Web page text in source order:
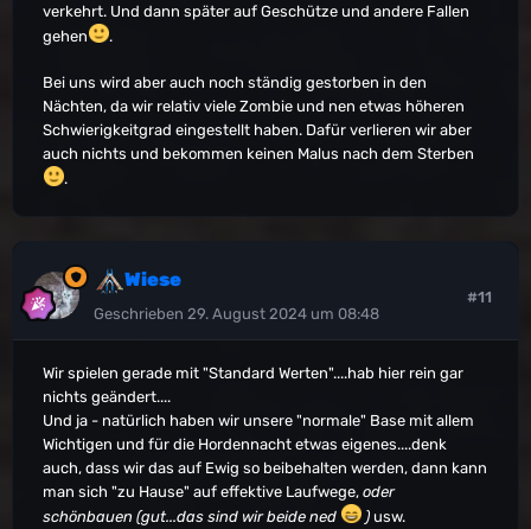
verkehrt. Und dann später auf Geschütze und andere Fallen
gehen
.
Bei uns wird aber auch noch ständig gestorben in den
Nächten, da wir relativ viele Zombie und nen etwas höheren
Schwierigkeitgrad eingestellt haben. Dafür verlieren wir aber
auch nichts und bekommen keinen Malus nach dem Sterben
.
Wiese
Geschrieben 29. August 2024 um 08:48
#11
Wir spielen gerade mit "Standard Werten"....hab hier rein gar
nichts geändert....
Und ja - natürlich haben wir unsere "normale" Base mit allem
Wichtigen und für die Hordennacht etwas eigenes....denk
auch, dass wir das auf Ewig so beibehalten werden, dann kann
man sich "zu Hause" auf effektive Laufwege, oder
schönbauen (gut...das sind wir beide ned
) usw.